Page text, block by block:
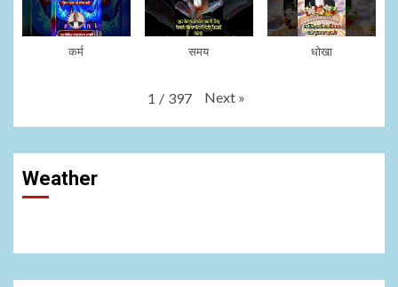
कर्म समय धोखा
1 / 397 Next »
Weather